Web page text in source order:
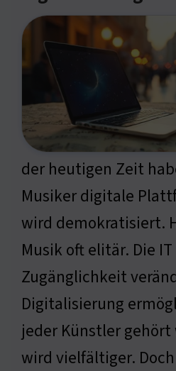
der heutigen Zeit
Musiker digitale
wird demokratisiert.
Musik oft elitär. Die
Zugänglichkeit
Digitalisierung
jeder Künstler
wird vielfältiger.